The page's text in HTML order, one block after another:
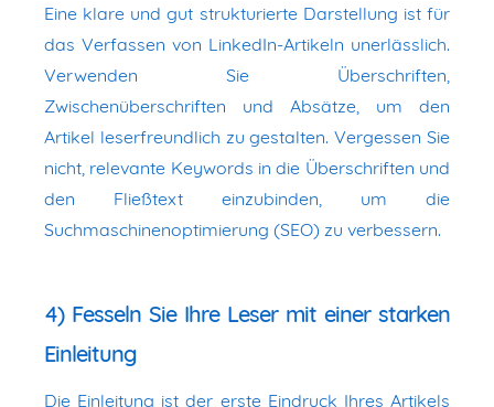
Eine klare und gut strukturierte Darstellung ist für
das Verfassen von LinkedIn-Artikeln unerlässlich.
Verwenden Sie Überschriften,
Zwischenüberschriften und Absätze, um den
Artikel leserfreundlich zu gestalten. Vergessen Sie
nicht, relevante Keywords in die Überschriften und
den Fließtext einzubinden, um die
Suchmaschinenoptimierung (SEO) zu verbessern.
4) Fesseln Sie Ihre Leser mit einer starken
Einleitung
Die Einleitung ist der erste Eindruck Ihres Artikels